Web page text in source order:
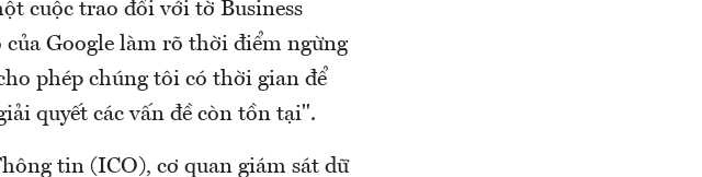
cuộc trao đổi với tờ Business
Google làm rõ thời điểm ngừng
phép chúng tôi có thời gian để
quyết các vấn đề còn tồn tại".
tin (ICO), cơ quan giám sát dữ